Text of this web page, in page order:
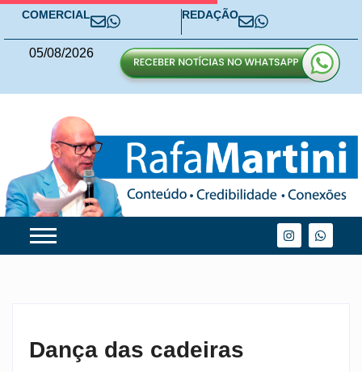
COMERCIAL REDAÇÃO
05/08/2026
Dança das cadeiras